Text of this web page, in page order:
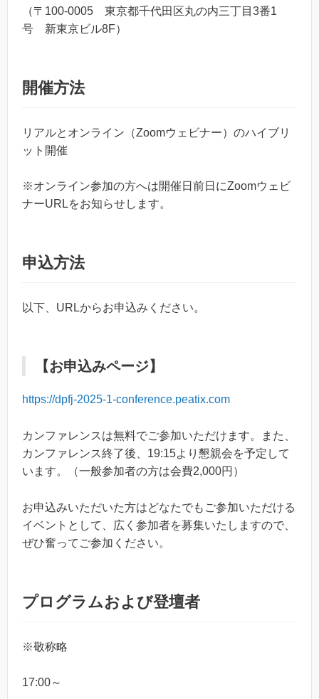
（〒100-0005 東京都千代田区丸の内三丁目3番1
号 新東京ビル8F）
開催方法
リアルとオンライン（Zoomウェビナー）のハイブリ
ット開催
※オンライン参加の方へは開催日前日にZoomウェビ
ナーURLをお知らせします。
申込方法
以下、URLからお申込みください。
【お申込みページ】
https://dpfj-2025-1-conference.peatix.com
カンファレンスは無料でご参加いただけます。また、
カンファレンス終了後、19:15より懇親会を予定して
います。（一般参加者の方は会費2,000円）
お申込みいただいた方はどなたでもご参加いただける
イベントとして、広く参加者を募集いたしますので、
ぜひ奮ってご参加ください。
プログラムおよび登壇者
※敬称略
17:00～